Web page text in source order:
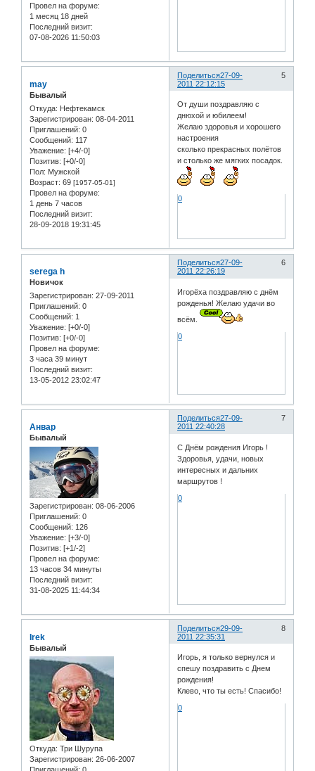
Провел на форуме:
1 месяц 18 дней
Последний визит:
07-08-2026 11:50:03
Поделиться 5
27-09-
2011 22:12:15
may
Бывалый
Откуда: Нефтекамск
Зарегистрирован: 08-04-2011
Приглашений: 0
Сообщений: 117
Уважение: [+4/-0]
Позитив: [+0/-0]
Пол: Мужской
Возраст: 69 [1957-05-01]
Провел на форуме:
1 день 7 часов
Последний визит:
28-09-2018 19:31:45
От души поздравляю с
днюхой и юбилеем!
Желаю здоровья и хорошего
настроения
сколько прекрасных полётов
и столько же мягких посадок.
0
Поделиться 6
27-09-
2011 22:26:19
serega h
Новичок
Зарегистрирован: 27-09-2011
Приглашений: 0
Сообщений: 1
Уважение: [+0/-0]
Позитив: [+0/-0]
Провел на форуме:
3 часа 39 минут
Последний визит:
13-05-2012 23:02:47
Игорёха поздравляю с днём
рожденья! Желаю удачи во
всём.
0
Поделиться 7
27-09-
2011 22:40:28
Анвар
Бывалый
Зарегистрирован: 08-06-2006
Приглашений: 0
Сообщений: 126
Уважение: [+3/-0]
Позитив: [+1/-2]
Провел на форуме:
13 часов 34 минуты
Последний визит:
31-08-2025 11:44:34
С Днём рождения Игорь !
Здоровья, удачи, новых
интересных и дальних
маршрутов !
0
Поделиться 8
29-09-
2011 22:35:31
Irek
Бывалый
Откуда: Три Шурупа
Зарегистрирован: 26-06-2007
Игорь, я только вернулся и
спешу поздравить с Днем
рождения!
Клево, что ты есть! Спасибо!
0